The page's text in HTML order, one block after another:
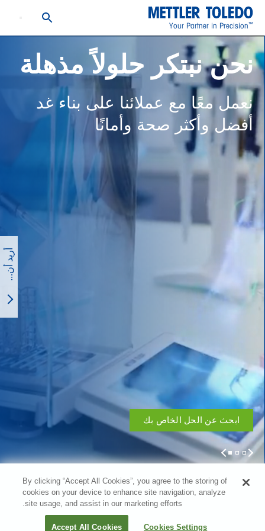
Your Partner in Precision™
أريد أن...
نحن نبتكر حلولاً مذهلة
نعمل معًا مع عملائنا على بناء غد
أفضل وأكثر صحة وأمانًا
ابحث عن الحل الخاص بك
1 2 3
Filter
By clicking “Accept All Cookies”, you agree to the storing of
cookies on your device to enhance site navigation, analyze
site usage, and assist in our marketing efforts.
Cookies Settings
Accept All Cookies